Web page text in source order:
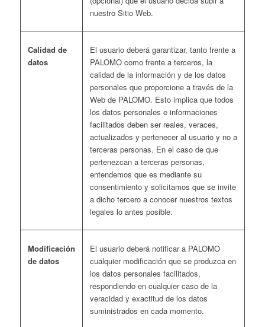
nuestro Sitio Web.
Calidad de
datos
El usuario deberá garantizar, tanto frente a
PALOMO como frente a terceros, la
calidad de la información y de los datos
personales que proporcione a través de la
Web de PALOMO. Esto implica que todos
los datos personales e informaciones
facilitados deben ser reales, veraces,
actualizados y pertenecer al usuario y no a
terceras personas. En el caso de que
pertenezcan a terceras personas,
entendemos que es mediante su
consentimiento y solicitamos que se invite
a dicho tercero a conocer nuestros textos
legales lo antes posible.
Modificación
de datos
El usuario deberá notificar a PALOMO
cualquier modificación que se produzca en
los datos personales facilitados,
respondiendo en cualquier caso de la
veracidad y exactitud de los datos
suministrados en cada momento.